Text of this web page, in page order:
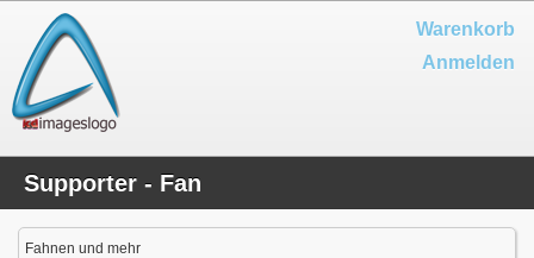
Warenkorb
Anmelden
Supporter - Fan
Fahnen und mehr